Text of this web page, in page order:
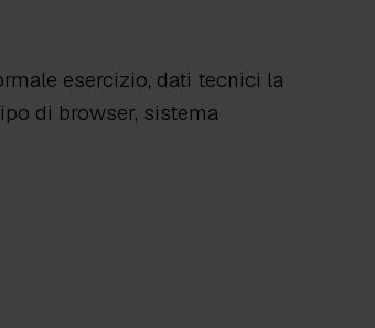
esercizio, dati tecnici la
di browser, sistema